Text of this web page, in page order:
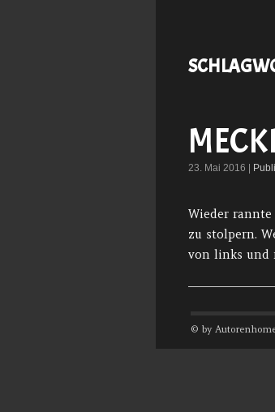
23. Mai 2016 |
Wieder
zu stolpern.
von links und
© by